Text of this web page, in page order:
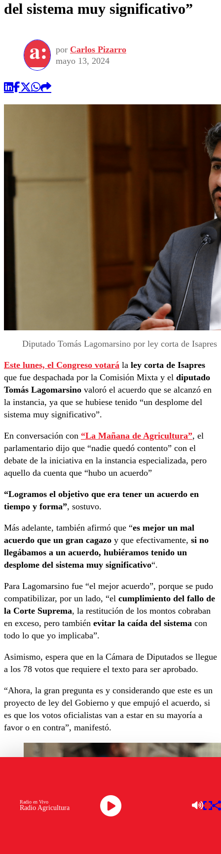
del sistema muy significativo”
por Carlos Pizarro
mayo 13, 2024
Diputado Tomás Lagomarsino por ley corta de Isapres
Este lunes, el Congreso votará la ley corta de Isapres
que fue despachada por la Comisión Mixta y el diputado
Tomás Lagomarsino valoró el acuerdo que se alcanzó en
la instancia, ya que se hubiese tenido “un desplome del
sistema muy significativo”.
En conversación con “La Mañana de Agricultura”, el
parlamentario dijo que “nadie quedó contento” con el
debate de la iniciativa en la instancia especializada, pero
aquello da cuenta que “hubo un acuerdo”
“Logramos el objetivo que era tener un acuerdo en
tiempo y forma”, sostuvo.
Más adelante, también afirmó que “es mejor un mal
acuerdo que un gran cagazo y que efectivamente, si no
llegábamos a un acuerdo, hubiéramos tenido un
desplome del sistema muy significativo“.
Para Lagomarsino fue “el mejor acuerdo”, porque se pudo
compatibilizar, por un lado, “el cumplimiento del fallo de
la Corte Suprema, la restitución de los montos cobraban
en exceso, pero también evitar la caída del sistema con
todo lo que yo implicaba”.
Asimismo, espera que en la Cámara de Diputados se llegue
a los 78 votos que requiere el texto para ser aprobado.
“Ahora, la gran pregunta es y considerando que este es un
proyecto de ley del Gobierno y que empujó el acuerdo, si
es que los votos oficialistas van a estar en su mayoría a
favor o en contra”, manifestó.
Radio Agricultura
Radio en Vivo